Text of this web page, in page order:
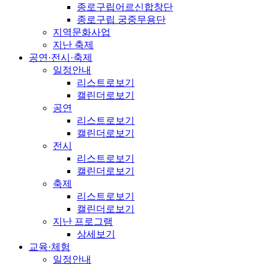
종로구립어르신합창단
종로구립 궁중무용단
지역문화사업
지난 축제
공연·전시·축제
일정안내
리스트로보기
캘린더로보기
공연
리스트로보기
캘린더로보기
전시
리스트로보기
캘린더로보기
축제
리스트로보기
캘린더로보기
지난 프로그램
상세보기
교육·체험
일정안내